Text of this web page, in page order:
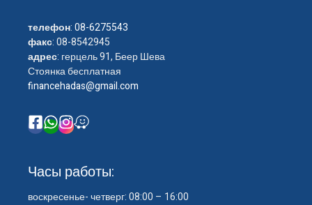
телефон:08-6275543
факс: 08-8542945
адрес: герцель 91, Беер Шева
Стоянка бесплатная
financehadas@gmail.com
Часы работы:
воскресенье- четверг: 08:00 – 16:00